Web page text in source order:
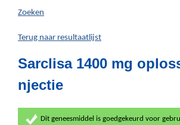
hier:
Zoeken
Terug naar resultaatlijst
Sarclisa 1400 mg
njectie
Dit geneesmiddel is goedgekeurd voor